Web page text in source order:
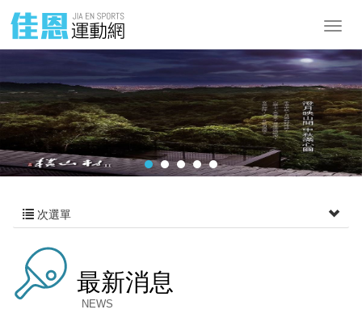
次選單
最新消息
NEWS